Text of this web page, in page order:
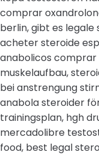
comprar
berlin, gibt es
acheter steroide
anabolicos
muskelaufbau,
bei anstrengung
anabola steroider
trainingsplan, hgh
mercadolibre
food, best legal